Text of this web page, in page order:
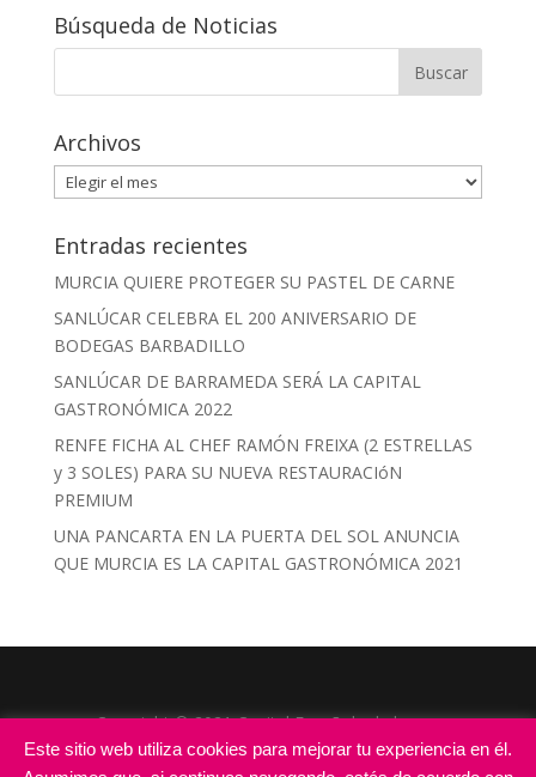
Búsqueda de Noticias
Archivos
Archivos
Entradas recientes
MURCIA QUIERE PROTEGER SU PASTEL DE CARNE
SANLÚCAR CELEBRA EL 200 ANIVERSARIO DE
BODEGAS BARBADILLO
SANLÚCAR DE BARRAMEDA SERÁ LA CAPITAL
GASTRONÓMICA 2022
RENFE FICHA AL CHEF RAMÓN FREIXA (2 ESTRELLAS
y 3 SOLES) PARA SU NUEVA RESTAURACIóN
PREMIUM
UNA PANCARTA EN LA PUERTA DEL SOL ANUNCIA
QUE MURCIA ES LA CAPITAL GASTRONÓMICA 2021
Copyright © 2021 Capital Española de la
Gastronomía |Todos los derechos reservados|
Este sitio web utiliza cookies para mejorar tu experiencia en él.